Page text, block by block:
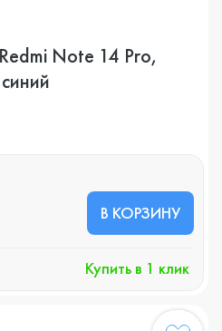
Note 14 Pro,
В КОРЗИНУ
Купить в 1 клик